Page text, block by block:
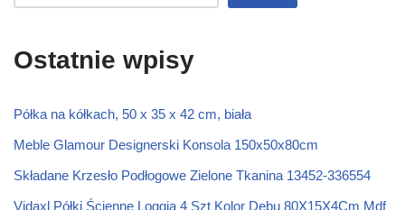
Ostatnie wpisy
Półka na kółkach, 50 x 35 x 42 cm, biała
Meble Glamour Designerski Konsola 150x50x80cm
Składane Krzesło Podłogowe Zielone Tkanina 13452-336554
Vidaxl Półki Ścienne Loggia 4 Szt Kolor Dębu 80X15X4Cm Mdf